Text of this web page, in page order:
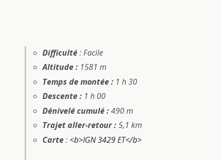
Difficulté: Facile
Altitude :1581 m
Temps de montée : 1 h 30
Descente :1 h 00
Dénivelé cumulé :490 m
Trajet aller-retour :5,1 km
Carte: <b>IGN 3429 ET</b>